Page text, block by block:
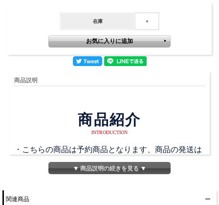
在庫 ×
商品説明
商品紹介
INTRODUCTION
・こちらの商品は予約商品となります、商品の発送は
12月上旬以降より順次おこないます
・こちらの商品は再販商品となります。
描き下ろしのマイクロファイバータオルです。
▼ 商品説明の続きを見る ▼
関連商品